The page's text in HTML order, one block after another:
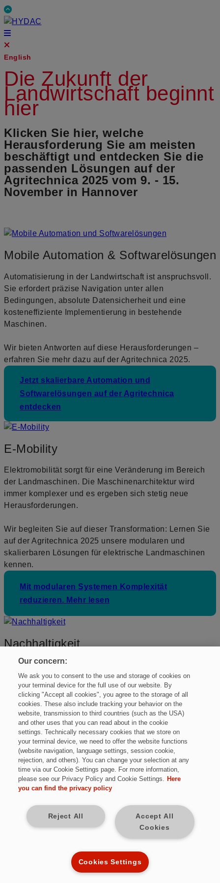
English
Die Zukunft der
Landwirtschaft beginnt
hier
Klicken Sie hier, welche
Herausforderung Sie am meisten
beschäftigt und entdecken Sie die
passenden Lösungen auf der
Agritechnica 2025 vom 9. - 15.
November in Hannover
Mobile Automation & Softwarelösungen
Automatisierung in der Landwirtschaft ist anspruchsvoll.
Sie erfordert präzise Navigation unter allen
Bedingungen, absolute Datensicherheit und eine
kosteneffiziente Implementierung in bestehende
Maschinen.
Wir bieten Antworten auf diese Herausforderungen –
erfahren Sie mehr dazu auf der Agritechnica 2025.
Jetzt skalierbare Automation und
Softwarelösungen auf der Agritechnica
entdecken
E-Mobility
Elektromobilität sorgt für eine Veränderung im Bereich
der Landmaschinen. Die Maschinenarchitektur wird
immer komplexer und es ergeben sich stetig neue
Herausforderungen.
Wir begleiten Sie auf dieser Transformation: Lernen Sie
auf der Agritechnica 2025 unsere modularen und
skalierbaren Lösungen für elektrische Landmaschinen
kennen.
Mit modularen Systemen Komplexität
reduzieren. Mehr lesen
Nachhaltigkeit
Die Landtechnik steht vor der Herausforderung,
innovative Lösungen zu entwickeln, die sowohl die
Produktivität steigern als auch zukunftsfähig sind.
Ob Reduktion von Emissionen, Schonung von
Ressourcen oder Schutz der Böden – HYDAC bietet
Ihnen vielfältige Lösungen für eine nachhaltige
Landtechnik. Welche das sind, entdecken Sie auf der
Agritechnica 2025.
Zukunftsfähige und vor allem nachhaltige
Datenschutz
Allgemeine Geschäftsbedingungen
Rechtliche Hinweise
© HYDAC INTERNATIONAL GmbH
Our concern:
We ask you to consent to the use and storage of cookies on
your terminal device for the full use of our website. By
clicking "Accept all cookies", you agree to the storage of all
cookies. These also include tracking your behavior on the
website, transmission to third countries (such as the USA)
and other uses that you can read about in the cookie
settings. Technically necessary cookies that we store on
your terminal device, we need to offer the website functions
(website navigation, language settings, session cookie,
rejection, and others). You can change your selection at any
time via our Cookie Settings page. For more information,
please see our Privacy Policy and Cookie Settings. Here
you can find the privacy policy
Accept All
Cookies
Reject All
Cookies Settings